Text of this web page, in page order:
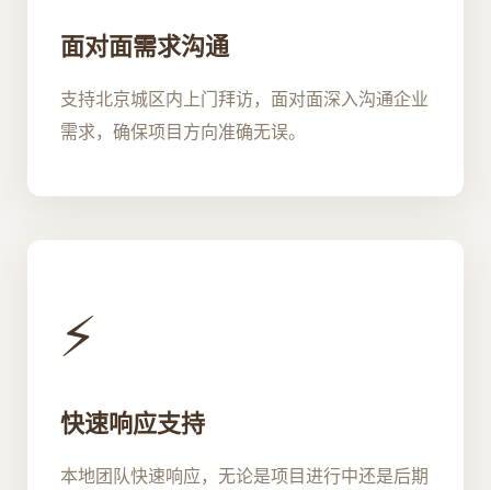
面对面需求沟通
支持北京城区内上门拜访，面对面深入沟通企业
需求，确保项目方向准确无误。
⚡
快速响应支持
本地团队快速响应，无论是项目进行中还是后期